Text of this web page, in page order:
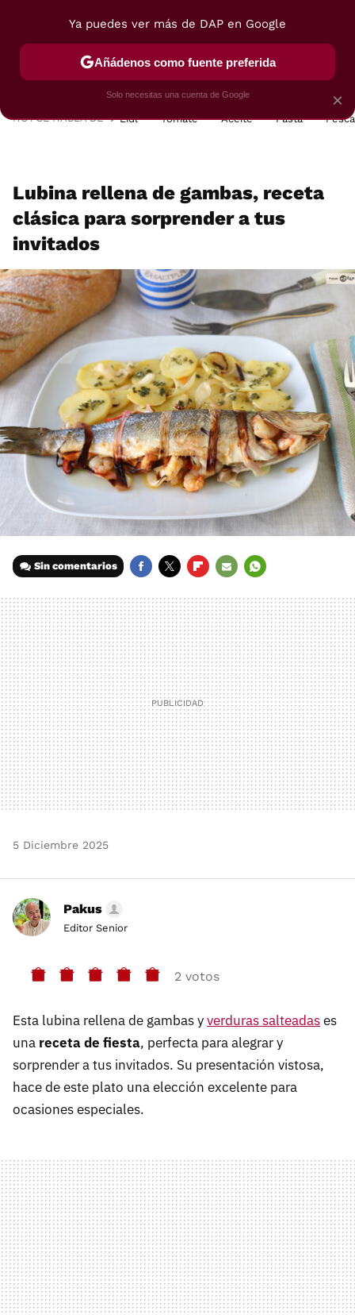
POSTRES VIAJES SELECCIÓN VEGUI
HOY SE HABLA DE Lidl Tomate Aceite Pasta
Lubina rellena de gambas, receta
clásica para sorprender a tus
invitados
Sin comentarios
MAIL
5 Diciembre 2025
Pakus
Editor Senior
2 votos
Esta lubina rellena de gambas yverduras salteadases
una receta de fiesta, perfecta para alegrar y
sorprender a tus invitados. Su presentación vistosa,
hace de este plato una elección excelente para
ocasiones especiales.
×
Ya puedes ver más de DAP en Google
Añádenos como fuente preferida
Solo necesitas una cuenta de Google